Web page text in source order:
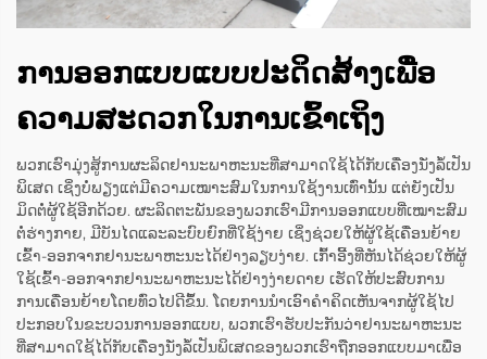
ການອອກແບບແບບປະດິດສ້າງເພື່ອ
ຄວາມສະດວກໃນການເຂົ້າເຖິງ
ພວກເຮົາມຸ່ງສູ້ການຜະລິດຢານະພາຫະນະທີ່ສາມາດໃຊ້ໄດ້ກັບເຄື່ອງນັ່ງລໍ້ເປັນ
ພິເສດ ເຊິ່ງບໍ່ພຽງແຕ່ມີຄວາມເໝາະສົມໃນການໃຊ້ງານເທົ່ານັ້ນ ແຕ່ຍັງເປັນ
ມິດຕໍ່ຜູ້ໃຊ້ອີກດ້ວຍ. ຜະລິດຕະພັນຂອງພວກເຮົາມີການອອກແບບທີ່ເໝາະສົມ
ຕໍ່ຮ່າງກາຍ, ມີບັນໄດແລະລະບົບຍົກທີ່ໃຊ້ງ່າຍ ເຊິ່ງຊ່ວຍໃຫ້ຜູ້ໃຊ້ເຄື່ອນຍ້າຍ
ເຂົ້າ-ອອກຈາກຢານະພາຫະນະໄດ້ຢ່າງລຽບງ່າຍ. ເກົ້າອີ້ງທີ່ຫັນໄດ້ຊ່ວຍໃຫ້ຜູ້
ໃຊ້ເຂົ້າ-ອອກຈາກຢານະພາຫະນະໄດ້ຢ່າງງ່າຍດາຍ ເຮັດໃຫ້ປະສົບການ
ການເຄື່ອນຍ້າຍໂດຍທົ່ວໄປດີຂຶ້ນ. ໂດຍການນຳເອົາຄຳຄິດເຫັນຈາກຜູ້ໃຊ້ໄປ
ປະກອບໃນຂະບວນການອອກແບບ, ພວກເຮົາຮັບປະກັນວ່າຢານະພາຫະນະ
ທີ່ສາມາດໃຊ້ໄດ້ກັບເຄື່ອງນັ່ງລໍ້ເປັນພິເສດຂອງພວກເຮົາຖືກອອກແບບມາເພື່ອ